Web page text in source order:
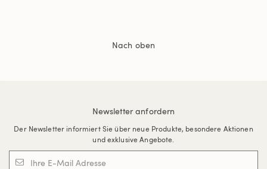
Nach oben
Newsletter anfordern
Der Newsletter informiert Sie über neue Produkte, besondere Aktionen
und exklusive Angebote.